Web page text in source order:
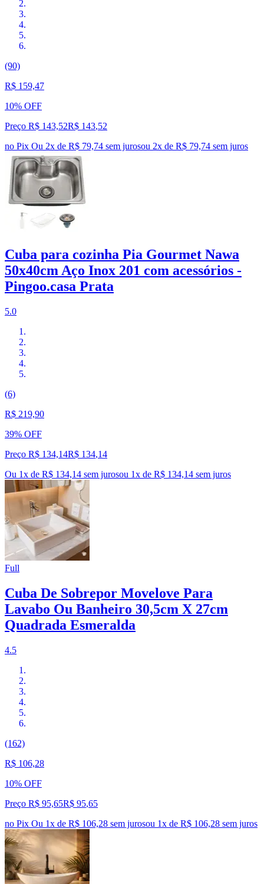
(90)
R$ 159,47
10% OFF
Preço R$ 143,52R$ 143,52
no Pix Ou 2x de R$ 79,74 sem jurosou 2x de R$ 79,74 sem juros
Cuba para cozinha Pia Gourmet Nawa
50x40cm Aço Inox 201 com acessórios -
Pingoo.casa Prata
5.0
(6)
R$ 219,90
39% OFF
Preço R$ 134,14R$ 134,14
Ou 1x de R$ 134,14 sem jurosou 1x de R$ 134,14 sem juros
Full
Cuba De Sobrepor Movelove Para
Lavabo Ou Banheiro 30,5cm X 27cm
Quadrada Esmeralda
4.5
(162)
R$ 106,28
10% OFF
Preço R$ 95,65R$ 95,65
no Pix Ou 1x de R$ 106,28 sem jurosou 1x de R$ 106,28 sem juros